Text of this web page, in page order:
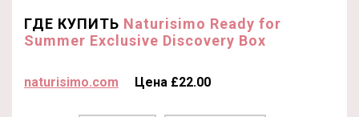
ГДЕ КУПИТЬ Naturisimo Ready for
Summer Exclusive Discovery Box
naturisimo.com Цена £22.00